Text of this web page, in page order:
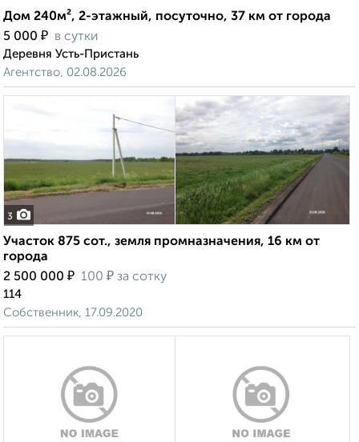
Дом 240м², 2-этажный, посуточно, 37 км от города
5 000 ₽ в сутки
Деревня Усть-Пристань
Агентство, 02.08.2026
3
Участок 875 сот., земля промназначения, 16 км от
города
2 500 000 ₽ 100 ₽ за сотку
114
Собственник, 17.09.2020